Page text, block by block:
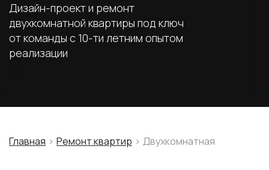
Дизайн-проект и ремонт
двухкомнатной квартиры под ключ
от команды с 10-ти летним опытом
реализации
Главная Ремонт квартир Двухкомнатная